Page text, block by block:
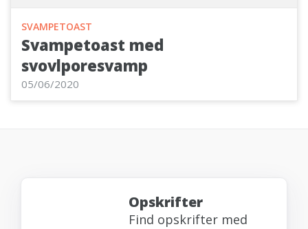
SVAMPETOAST
Svampetoast med
svovlporesvamp
05/06/2020
Opskrifter
Find opskrifter med